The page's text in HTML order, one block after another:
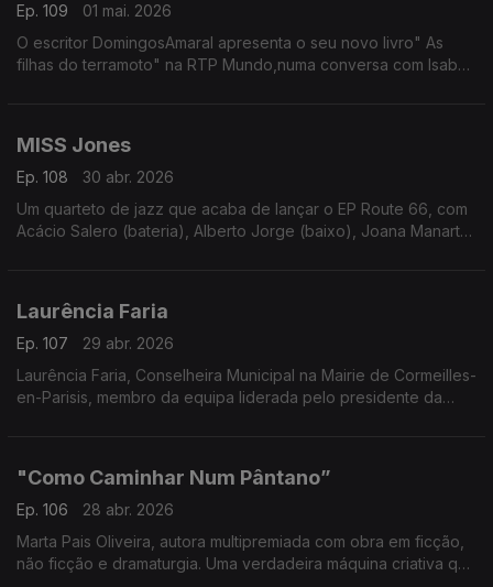
Ep. 109
01 mai. 2026
O escritor DomingosAmaral apresenta o seu novo livro" As
filhas do terramoto" na RTP Mundo,numa conversa com Isabel
MISS Jones
Ep. 108
30 abr. 2026
Um quarteto de jazz que acaba de lançar o EP Route 66, com
Acácio Salero (bateria), Alberto Jorge (baixo), Joana Manarte
Laurência Faria
Ep. 107
29 abr. 2026
Laurência Faria, Conselheira Municipal na Mairie de Cormeilles-
en-Parisis, membro da equipa liderada pelo presidente da
"Como Caminhar Num Pântano”
Ep. 106
28 abr. 2026
Marta Pais Oliveira, autora multipremiada com obra em ficção,
não ficção e dramaturgia. Uma verdadeira máquina criativa que